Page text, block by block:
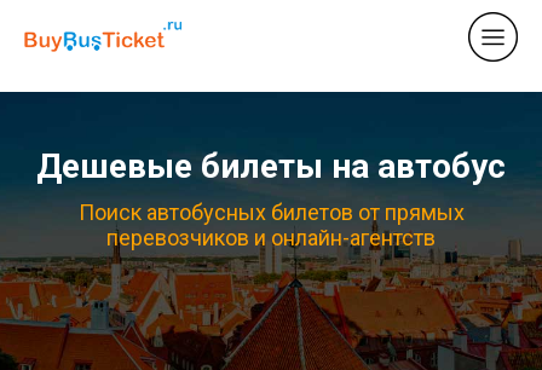
Дешевые билеты на автобус
Поиск автобусных билетов от прямых
перевозчиков и онлайн-агентств